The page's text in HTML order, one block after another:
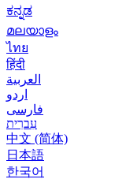
ಕನ್ನಡ
മലയാളം
ไทย
हिंदी
العربية
اردو
فارسی
עִברִית
中文 (简体)
日本語
한국어